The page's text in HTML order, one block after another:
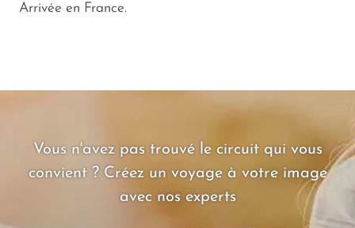
Arrivée en France.
Vous n'avez pas trouvé le circuit qui vous
convient ? Créez un voyage à votre image
avec nos experts